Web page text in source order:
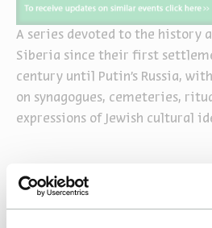
A series devoted to the history
Siberia since their first
century until Putin’s Russia,
on synagogues, cemeteries,
expressions of Jewish cultural